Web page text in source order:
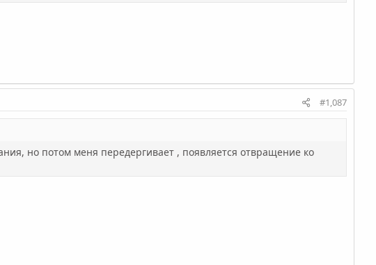
#1,087
но потом меня передергивает , появляется отвращение ко